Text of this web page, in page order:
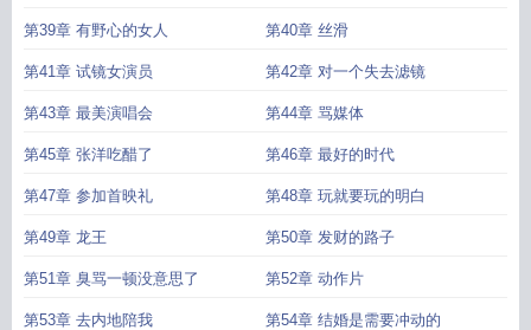
第39章 有野心的女人 第40章 丝滑
第41章 试镜女演员 第42章 对一个失去滤镜
第43章 最美演唱会 第44章 骂媒体
第45章 张洋吃醋了 第46章 最好的时代
第47章 参加首映礼 第48章 玩就要玩的明白
第49章 龙王 第50章 发财的路子
第51章 臭骂一顿没意思了 第52章 动作片
第53章 去内地陪我 第54章 结婚是需要冲动的